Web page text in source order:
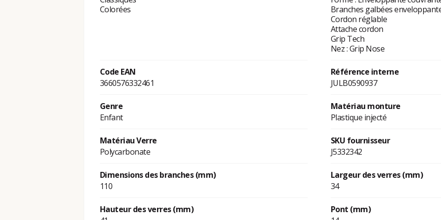
Colorées
Branches galbées
Cordon réglable
Attache cordon
Grip Tech
Nez : Grip Nose
Code EAN
3660576332461
Référence interne
JULB0590937
Genre
Enfant
Matériau monture
Plastique injecté
Matériau Verre
Polycarbonate
SKU fournisseur
J5332342
Dimensions des branches (mm)
110
Largeur des verres (mm)
34
Hauteur des verres (mm)
Pont (mm)